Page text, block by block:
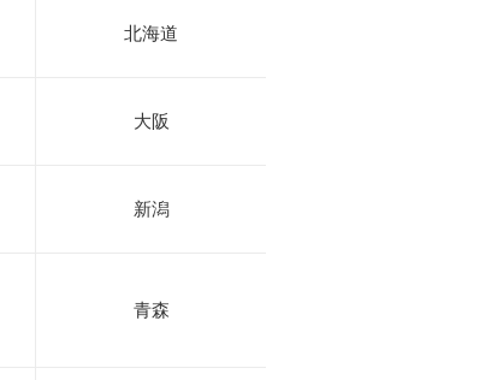
北海道
大阪
新潟
青森